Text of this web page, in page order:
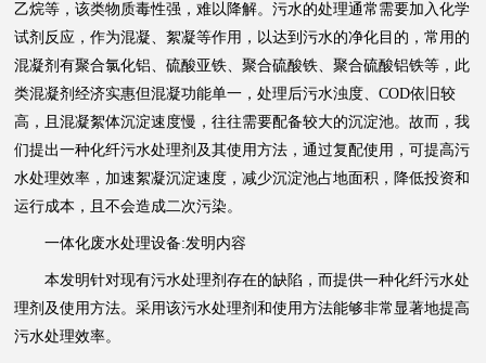
乙烷等，该类物质毒性强，难以降解。污水的处理通常需要加入化学
试剂反应，作为混凝、絮凝等作用，以达到污水的净化目的，常用的
混凝剂有聚合氯化铝、硫酸亚铁、聚合硫酸铁、聚合硫酸铝铁等，此
类混凝剂经济实惠但混凝功能单一，处理后污水浊度、COD依旧较
高，且混凝絮体沉淀速度慢，往往需要配备较大的沉淀池。故而，我
们提出一种化纤污水处理剂及其使用方法，通过复配使用，可提高污
水处理效率，加速絮凝沉淀速度，减少沉淀池占地面积，降低投资和
运行成本，且不会造成二次污染。
一体化废水处理设备:发明内容
本发明针对现有污水处理剂存在的缺陷，而提供一种化纤污水处
理剂及使用方法。采用该污水处理剂和使用方法能够非常显著地提高
污水处理效率。